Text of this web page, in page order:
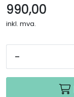
990,00
inkl. mva.
-
Slitasjeteknikk